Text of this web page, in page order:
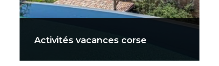
Activités vacances corse